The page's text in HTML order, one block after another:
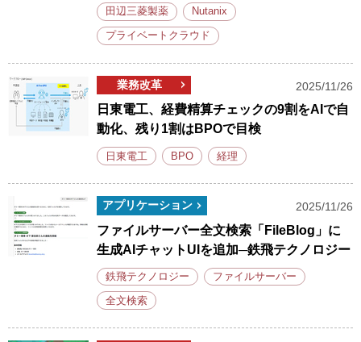
田辺三菱製薬 Nutanix
プライベートクラウド
業務改革 2025/11/26
日東電工、経費精算チェックの9割をAIで自
動化、残り1割はBPOで目検
日東電工 BPO 経理
アプリケーション 2025/11/26
ファイルサーバー全文検索「FileBlog」に
生成AIチャットUIを追加─鉄飛テクノロジー
鉄飛テクノロジー ファイルサーバー
全文検索